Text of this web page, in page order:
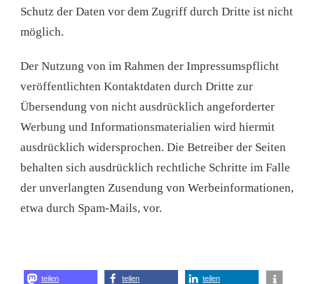
Schutz der Daten vor dem Zugriff durch Dritte ist nicht
möglich.
Der Nutzung von im Rahmen der Impressumspflicht
veröffentlichten Kontaktdaten durch Dritte zur
Übersendung von nicht ausdrücklich angeforderter
Werbung und Informationsmaterialien wird hiermit
ausdrücklich widersprochen. Die Betreiber der Seiten
behalten sich ausdrücklich rechtliche Schritte im Falle
der unverlangten Zusendung von Werbeinformationen,
etwa durch Spam-Mails, vor.
teilen teilen teilen